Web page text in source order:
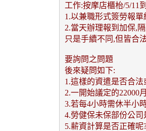
工作:按摩店櫃枱/5/11
1.以兼職形式簽勞報
2.當天辦理報到加保,
只是手續不同,但皆合
要詢問之問題
後來疑問如下:
1.這樣的資遣是否合
2.一開始議定的22000
3.若每4小時需休半小
4.勞健保未保部份公
5.薪資計算是否正確